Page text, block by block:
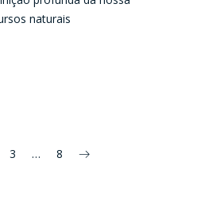
naturais
3 … 8